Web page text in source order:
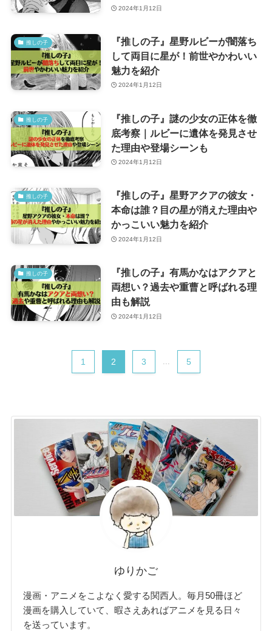
2024年1月12日
推しの子
『推しの子』星野ルビーが闇落ち
して両目に星が！前世やかわいい
魅力を紹介
2024年1月12日
推しの子
『推しの子』謎の少女の正体を徹
底考察｜ルビーに遺体を発見させ
た理由や登場シーンも
2024年1月12日
推しの子
『推しの子』星野アクアの彼女・
本命は誰？目の星が消えた理由や
かっこいい魅力を紹介
2024年1月12日
推しの子
『推しの子』有馬かなはアクアと
両想い？過去や重曹と呼ばれる理
由も解説
2024年1月12日
1 2 3 5
ゆりかご
漫画・アニメをこよなく愛する関西人。毎月50冊ほど
漫画を購入していて、暇さえあればアニメを見る日々
を送っています。